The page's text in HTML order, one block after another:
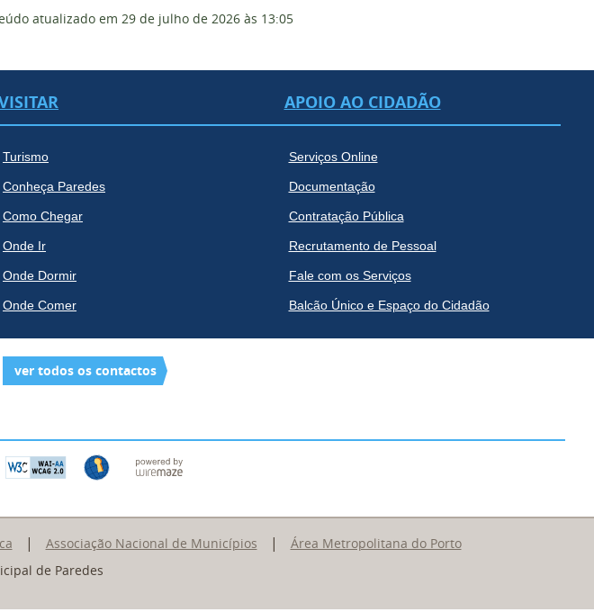
atualizado em 29 de julho de 2026 às 13:05
Turismo
Conheça Paredes
Como Chegar
Onde Ir
Onde Dormir
Onde Comer
APOIO AO CIDADÃO
Serviços Online
Documentação
Contratação Pública
Recrutamento de Pessoal
Fale com os Serviços
Balcão Único e Espaço do Cidadão
ver todos os contactos
| Associação Nacional de Municípios |
Área Metropolitana do Porto
de Paredes